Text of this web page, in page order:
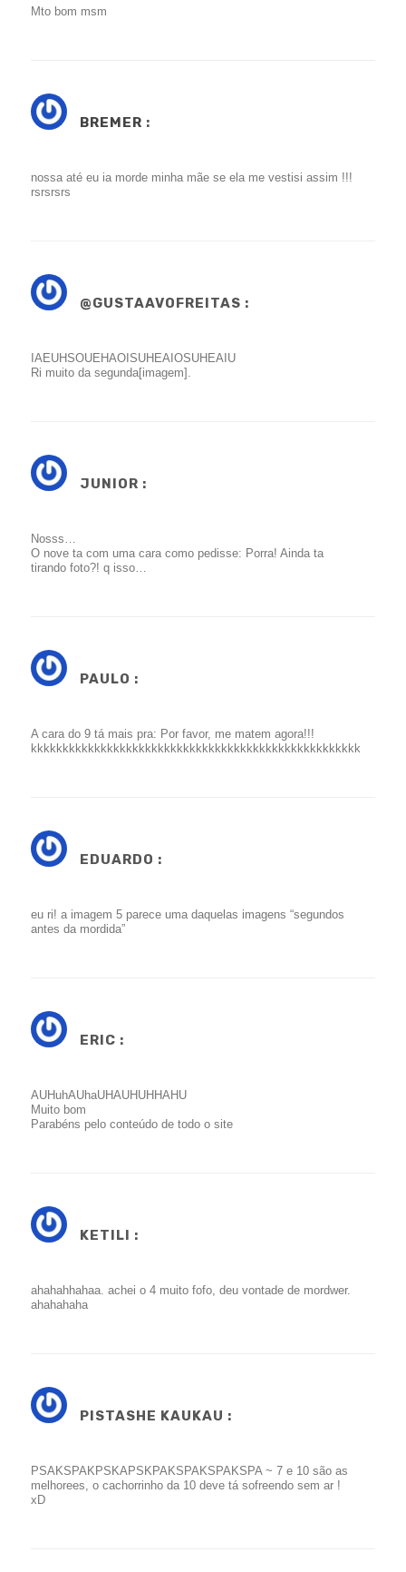
Mto bom msm
BREMER :
nossa até eu ia morde minha mãe se ela me vestisi assim !!!
rsrsrsrs
@GUSTAAVOFREITAS :
IAEUHSOUEHAOISUHEAIOSUHEAIU
Ri muito da segunda[imagem].
JUNIOR :
Nosss…
O nove ta com uma cara como pedisse: Porra! Ainda ta
tirando foto?! q isso…
PAULO :
A cara do 9 tá mais pra: Por favor, me matem agora!!!
kkkkkkkkkkkkkkkkkkkkkkkkkkkkkkkkkkkkkkkkkkkkkkkkkkkk
EDUARDO :
eu ri! a imagem 5 parece uma daquelas imagens “segundos
antes da mordida”
ERIC :
AUHuhAUhaUHAUHUHHAHU
Muito bom
Parabéns pelo conteúdo de todo o site
KETILI :
ahahahhahaa. achei o 4 muito fofo, deu vontade de mordwer.
ahahahaha
PISTASHE KAUKAU :
PSAKSPAKPSKAPSKPAKSPAKSPAKSPA ~ 7 e 10 são as
melhorees, o cachorrinho da 10 deve tá sofreendo sem ar !
xD